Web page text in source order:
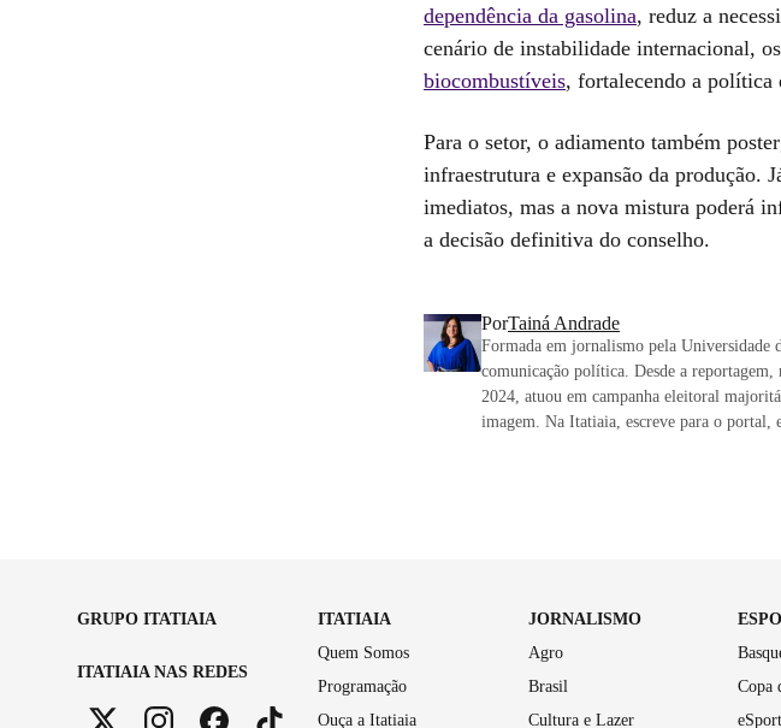
dependência da gasolina, reduz a
cenário de instabilidade internacional,
biocombustíveis, fortalecendo a política
Para o setor, o adiamento também
infraestrutura e expansão da produção.
imediatos, mas a nova mistura poderá
a decisão definitiva do conselho.
PorTainá Andrade
Formada em jornalismo pela Universidade
comunicação política. Desde a
2024, atuou em campanha eleitoral
imagem. Na Itatiaia, escreve para o portal,
GRUPO ITATIAIA
ITATIAIA NAS REDES
ITATIAIA
Quem Somos
Programação
Ouça a Itatiaia
JORNALISMO
Agro
Brasil
Cultura e Lazer
Copa